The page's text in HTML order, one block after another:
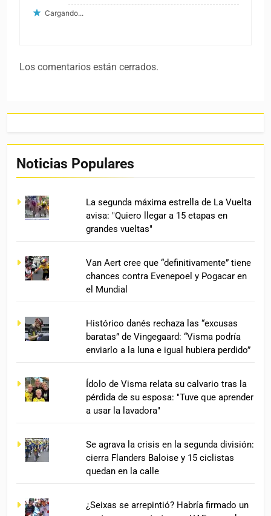
Cargando...
Los comentarios están cerrados.
Noticias Populares
La segunda máxima estrella de La Vuelta
avisa: "Quiero llegar a 15 etapas en
grandes vueltas"
Van Aert cree que “definitivamente” tiene
chances contra Evenepoel y Pogacar en
el Mundial
Histórico danés rechaza las “excusas
baratas” de Vingegaard: “Visma podría
enviarlo a la luna e igual hubiera perdido”
Ídolo de Visma relata su calvario tras la
pérdida de su esposa: "Tuve que aprender
a usar la lavadora"
Se agrava la crisis en la segunda división:
cierra Flanders Baloise y 15 ciclistas
quedan en la calle
¿Seixas se arrepintió? Habría firmado un